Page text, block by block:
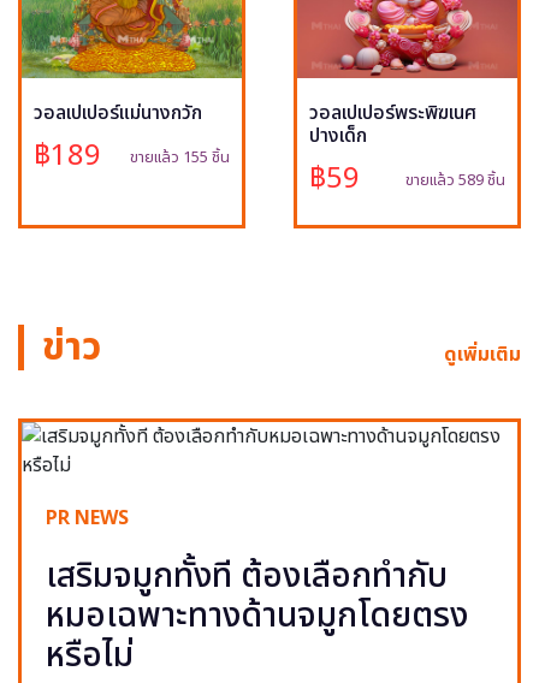
วอลเปเปอร์แม่นางกวัก
฿189 ขายแล้ว 155 ชิ้น
วอลเปเปอร์พระพิฆเนศ
ปางเด็ก
฿59 ขายแล้ว 589 ชิ้น
ข่าว ดูเพิ่มเติม
PR NEWS
เสริมจมูกทั้งที ต้องเลือกทำกับ
หมอเฉพาะทางด้านจมูกโดยตรง
หรือไม่